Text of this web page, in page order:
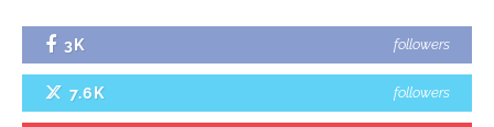
3K followers
7.6K followers